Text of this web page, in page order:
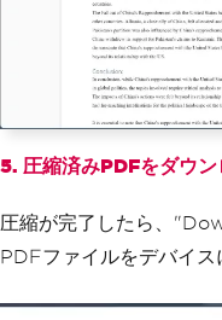
5. 圧縮済みPDFをダウン
圧縮が完了したら、
PDFファイルをデバイス